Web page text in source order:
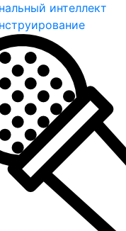
интеллект